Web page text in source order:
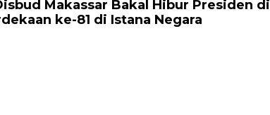
Makassar Bakal Hibur Presiden di
ke-81 di Istana Negara